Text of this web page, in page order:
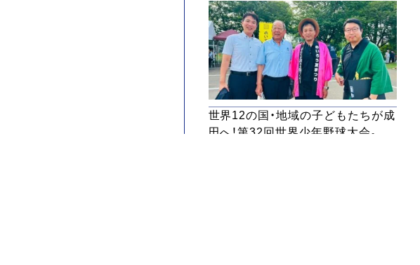
世界12の国・地域の子どもたちが成
田へ！第32回世界少年野球大会。